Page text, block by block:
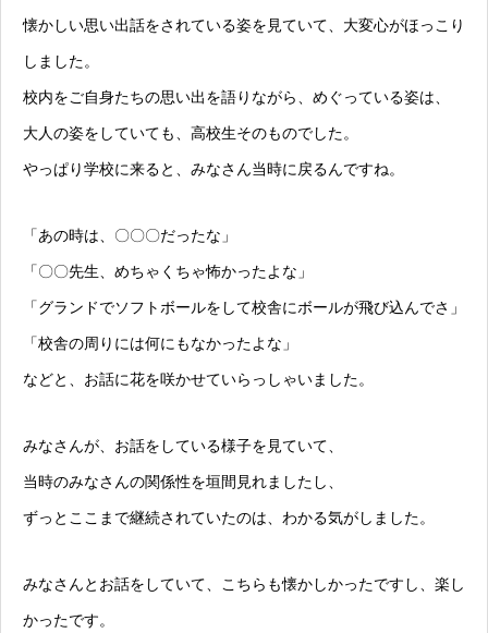
懐かしい思い出話をされている姿を見ていて、大変心がほっこり
しました。
校内をご自身たちの思い出を語りながら、めぐっている姿は、
大人の姿をしていても、高校生そのものでした。
やっぱり学校に来ると、みなさん当時に戻るんですね。
「あの時は、〇〇〇だったな」
「〇〇先生、めちゃくちゃ怖かったよな」
「グランドでソフトボールをして校舎にボールが飛び込んでさ」
「校舎の周りには何にもなかったよな」
などと、お話に花を咲かせていらっしゃいました。
みなさんが、お話をしている様子を見ていて、
当時のみなさんの関係性を垣間見れましたし、
ずっとここまで継続されていたのは、わかる気がしました。
みなさんとお話をしていて、こちらも懐かしかったですし、楽し
かったです。